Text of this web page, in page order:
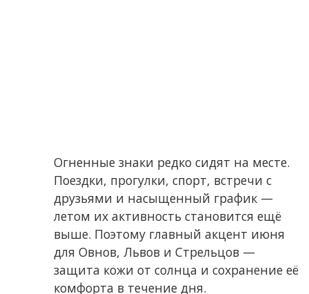
Огненные знаки редко сидят на месте.
Поездки, прогулки, спорт, встречи с
друзьями и насыщенный график —
летом их активность становится ещё
выше. Поэтому главный акцент июня
для Овнов, Львов и Стрельцов —
защита кожи от солнца и сохранение её
комфорта в течение дня.